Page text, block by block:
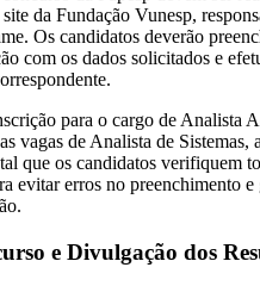
da Fundação Vunesp,
Os candidatos deverão
com os dados solicitados e
para o cargo de Analista
vagas de Analista de Sistemas,
que os candidatos verifiquem
evitar erros no preenchimento e
e Divulgação dos